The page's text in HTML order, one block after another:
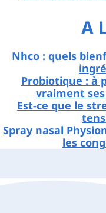
A
Nhco : quels
Probiotique : à
vraiment
Est-ce que le
Spray nasal
les